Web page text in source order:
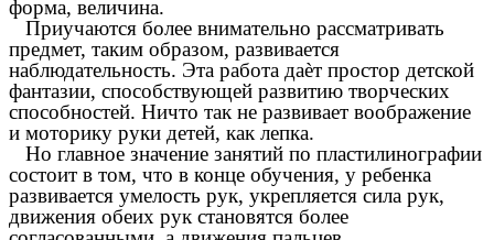
форма, величина.
Приучаются более внимательно рассматривать
предмет, таким образом, развивается
наблюдательность. Эта работа даѐт простор детской
фантазии, способствующей развитию творческих
способностей. Ничто так не развивает воображение
и моторику руки детей, как лепка.
Но главное значение занятий по пластилинографии
состоит в том, что в конце обучения, у ребенка
развивается умелость рук, укрепляется сила рук,
движения обеих рук становятся более